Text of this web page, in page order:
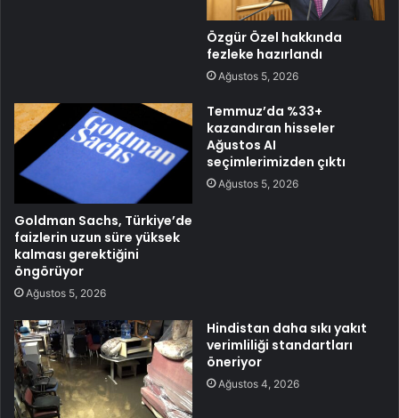
Özgür Özel hakkında
fezleke hazırlandı
Ağustos 5, 2026
Goldman Sachs, Türkiye’de
faizlerin uzun süre yüksek
kalması gerektiğini
öngörüyor
Ağustos 5, 2026
Temmuz’da %33+
kazandıran hisseler
Ağustos AI
seçimlerimizden çıktı
Ağustos 5, 2026
Hindistan daha sıkı yakıt
verimliliği standartları
öneriyor
Ağustos 4, 2026